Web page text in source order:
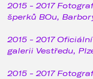
2015 - 2017
šperků BOu,
2015 - 2017
galerii Vestředu,
2015 - 2017